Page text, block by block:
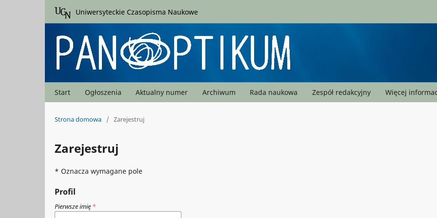
Start Ogłoszenia Aktualny numer Archiwum Rada naukowa Zespół redakcyjny Więcej
Uniwersyteckie Czasopisma Naukowe
Strona domowa / Zarejestruj
Zarejestruj
* Oznacza wymagane pole
Profil
Pierwsze imię *